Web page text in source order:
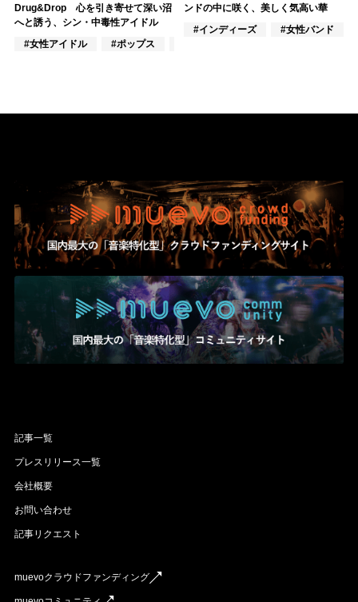
Drug&Drop 心を引き寄せて深い沼
へと誘う、シン・中毒性アイドル
#女性アイドル
#ポップス
ンドの中に咲く、美しく気高い華
#インディーズ
#女性バンド
記事一覧
プレスリリース一覧
会社概要
お問い合わせ
記事リクエスト
muevoクラウドファンディング